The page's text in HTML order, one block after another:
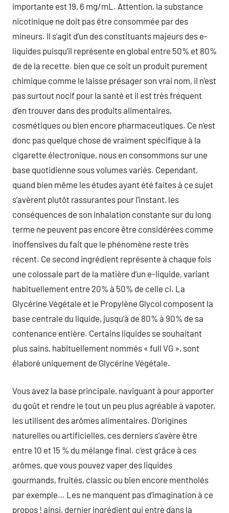
importante est 19, 6 mg/mL. Attention, la substance
nicotinique ne doit pas être consommée par des
mineurs. Il s’agit d’un des constituants majeurs des e-
liquides puisqu’il représente en global entre 50% et 80%
de de la recette. bien que ce soit un produit purement
chimique comme le laisse présager son vrai nom, il n’est
pas surtout nocif pour la santé et il est très fréquent
d’en trouver dans des produits alimentaires,
cosmétiques ou bien encore pharmaceutiques. Ce n’est
donc pas quelque chose de vraiment spécifique à la
cigarette électronique, nous en consommons sur une
base quotidienne sous volumes variés. Cependant,
quand bien même les études ayant été faites à ce sujet
s’avèrent plutôt rassurantes pour l’instant, les
conséquences de son inhalation constante sur du long
terme ne peuvent pas encore être considérées comme
inoffensives du fait que le phénomène reste très
récent. Ce second ingrédient représente à chaque fois
une colossale part de la matière d’un e-liquide, variant
habituellement entre 20% à 50% de celle ci. La
Glycérine Végétale et le Propylène Glycol composent la
base centrale du liquide, jusqu’à de 80% à 90% de sa
contenance entière. Certains liquides se souhaitant
plus sains, habituellement nommés « full VG », sont
élaboré uniquement de Glycérine Végétale.
Vous avez la base principale, naviguant à pour apporter
du goût et rendre le tout un peu plus agréable à vapoter,
les utilisent des arômes alimentaires. D’origines
naturelles ou artificielles, ces derniers s’avère être
entre 10 et 15 % du mélange final. c’est grâce à ces
arômes, que vous pouvez vaper des liquides
gourmands, fruités, classic ou bien encore mentholés
par exemple… Les ne manquent pas d’imagination à ce
propos ! ainsi, dernier ingrédient qui entre dans la